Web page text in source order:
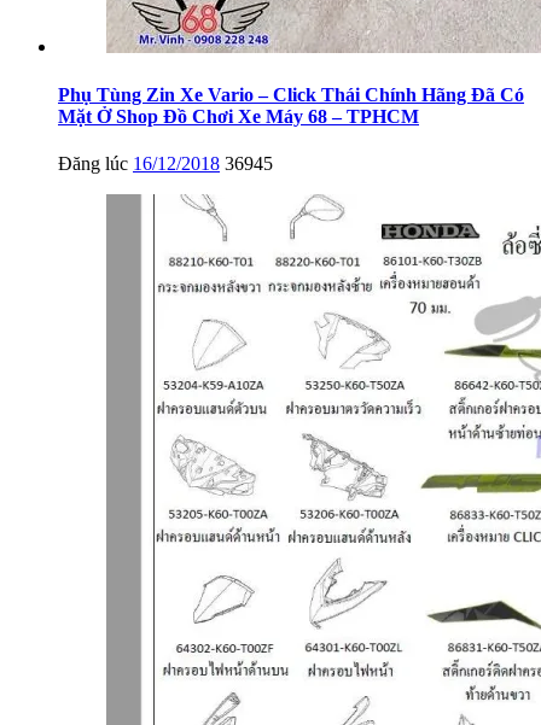
Phụ Tùng Zin Xe Vario – Click Thái Chính Hãng Đã Có
Mặt Ở Shop Đồ Chơi Xe Máy 68 – TPHCM
Đăng lúc 16/12/2018 36945